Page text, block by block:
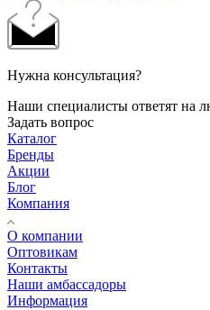
Нужна консультация?
Наши специалисты ответят на
Задать вопрос
Каталог
Бренды
Акции
Блог
Компания
О компании
Оптовикам
Контакты
Наши амбассадоры
Информация